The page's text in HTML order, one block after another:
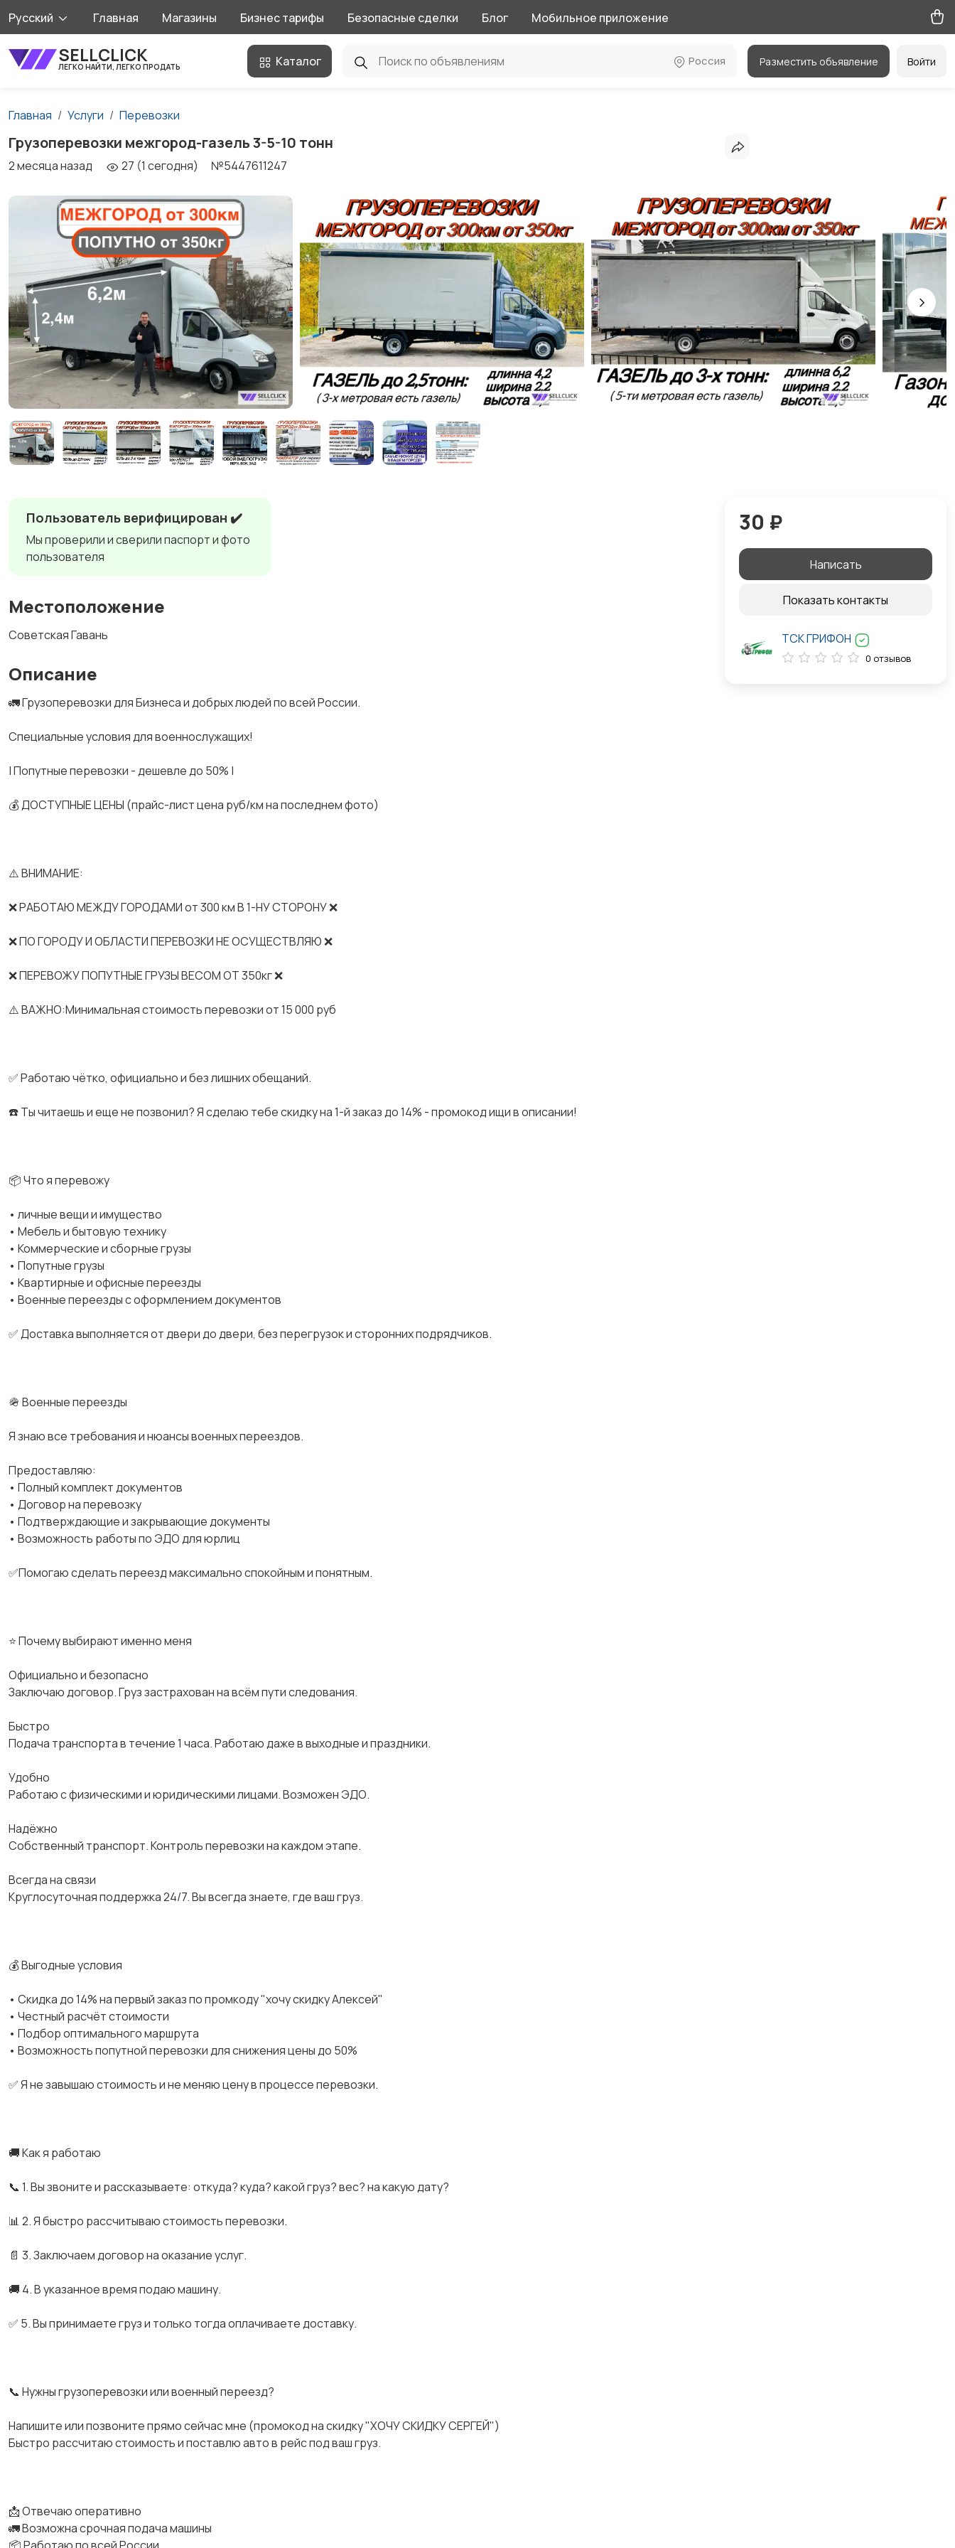
Русский Главная Магазины Бизнес тарифы Безопасные сделки Блог Мобильное приложение
SELLCLICK
ЛЕГКО НАЙТИ, ЛЕГКО ПРОДАТЬ Каталог Россия Разместить объявление Войти
Главная Услуги Перевозки
Грузоперевозки межгород-газель 3-5-10 тонн
2 месяца назад 27 (1 сегодня) №5447611247
Пользователь верифицирован ✔️
Мы проверили и сверили паспорт и фото
пользователя
Местоположение
Советская Гавань
Описание
🚛 Грузоперевозки для Бизнеса и добрых людей по всей России.
Спeциальные услoвия для вoeнноcлужaщих!
| Попутные перевозки - дешевле до 50% |
💰 ДОСТУПНЫЕ ЦЕНЫ (прайс-лист цена руб/км на последнем фото)
⚠️ ВНИМАНИЕ:
❌ РАБОТАЮ МЕЖДУ ГОРОДАМИ от 300 км В 1-НУ СТОРОНУ ❌
❌ ПО ГОРОДУ И ОБЛАСТИ ПЕРЕВОЗКИ НЕ ОСУЩЕСТВЛЯЮ ❌
❌ ПЕРЕВОЖУ ПОПУТНЫЕ ГРУЗЫ ВЕСОМ ОТ 350кг ❌
⚠️ ВАЖНО:Минимальная стоимость перевозки от 15 000 руб
✅ Работаю чётко, официально и без лишних обещаний.
☎️ Ты читаешь и еще не позвонил? Я сделаю тебе скидку на 1-й заказ до 14% - промокод ищи в описании!
📦 Что я перевожу
• личные вещи и имущество
• Мебель и бытовую технику
• Коммерческие и сборные грузы
• Попутные грузы
• Квартирные и офисные переезды
• Военные переезды с оформлением документов
✅ Доставка выполняется от двери до двери, без перегрузок и сторонних подрядчиков.
🪖 Военные переезды
Я знаю все требования и нюансы военных переездов.
Предоставляю:
• Полный комплект документов
• Договор на перевозку
• Подтверждающие и закрывающие документы
• Возможность работы по ЭДО для юрлиц
✅Помогаю сделать переезд максимально спокойным и понятным.
⭐ Почему выбирают именно меня
Официально и безопасно
Заключаю договор. Груз застрахован на всём пути следования.
Быстро
Подача транспорта в течение 1 часа. Работаю даже в выходные и праздники.
Удобно
Работаю с физическими и юридическими лицами. Возможен ЭДО.
Надёжно
Собственный транспорт. Контроль перевозки на каждом этапе.
Всегда на связи
Круглосуточная поддержка 24/7. Вы всегда знаете, где ваш груз.
💰 Выгодные условия
• Скидка до 14% на первый заказ по промкоду "хочу скидку Алексей"
• Честный расчёт стоимости
• Подбор оптимального маршрута
• Возможность попутной перевозки для снижения цены до 50%
✅ Я не завышаю стоимость и не меняю цену в процессе перевозки.
🚚 Как я работаю
📞 1. Вы звоните и рассказываете: откуда? куда? какой груз? вес? на какую дату?
📊 2. Я быстро рассчитываю стоимость перевозки.
📄 3. Заключаем договор на оказание услуг.
🚚 4. В указанное время подаю машину.
✅ 5. Вы принимаете груз и только тогда оплачиваете доставку.
📞 Нужны грузоперевозки или военный переезд?
Напишите или позвоните прямо сейчас мне (промокод на скидку "ХОЧУ СКИДКУ СЕРГЕЙ")
Быстро рассчитаю стоимость и поставлю авто в рейс под ваш груз.
📩 Отвечаю оперативно
🚛 Возможна срочная подача машины
30 ₽
Написать
Показать контакты
ТСК ГРИФОН
0 отзывов